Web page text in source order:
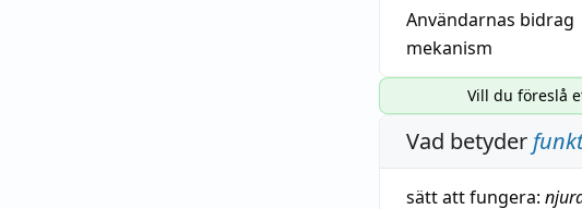
Användarnas bidrag
mekanism
Vill du föreslå
Vad betyder
sättattfungera: